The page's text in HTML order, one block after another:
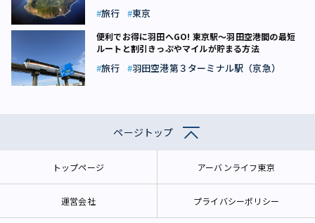
旅行 東京
便利でお得に羽田へGO! 東京駅～羽田空港間の最短
ルートと割引きっぷやマイルが貯まる方法
旅行 羽田空港第３ターミナル駅（京急）
ページトップ
トップページ アーバンライフ東京
運営会社 プライバシーポリシー